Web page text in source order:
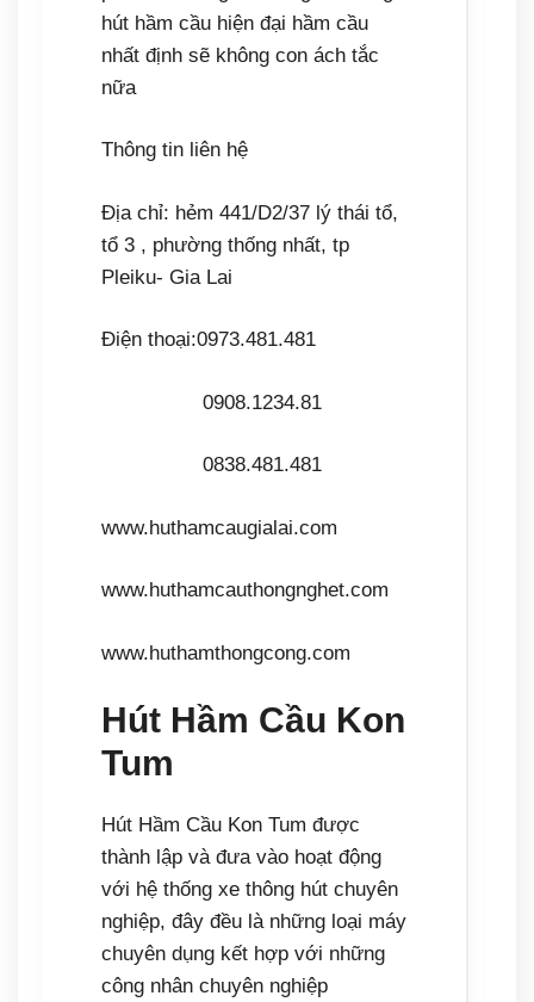
hút hầm cầu hiện đại hầm cầu
nhất định sẽ không con ách tắc
nữa
Thông tin liên hệ
Địa chỉ: hẻm 441/D2/37 lý thái tổ,
tổ 3 , phường thống nhất, tp
Pleiku- Gia Lai
Điện thoại:0973.481.481
0908.1234.81
0838.481.481
www.huthamcaugialai.com
www.huthamcauthongnghet.com
www.huthamthongcong.com
Hút Hầm Cầu Kon
Tum
Hút Hầm Cầu Kon Tum được
thành lập và đưa vào hoạt động
với hệ thống xe thông hút chuyên
nghiệp, đây đều là những loại máy
chuyên dụng kết hợp với những
công nhân chuyên nghiệp